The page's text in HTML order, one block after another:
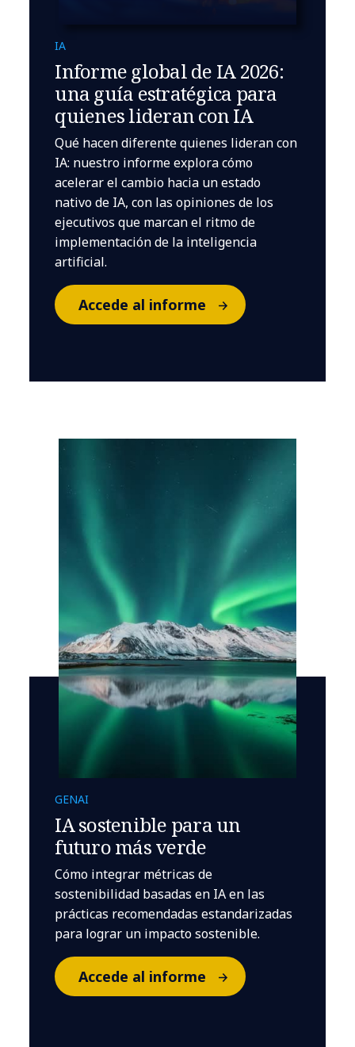
IA
Informe global de IA 2026:
una guía estratégica para
quienes lideran con IA
Qué hacen diferente quienes lideran con
IA: nuestro informe explora cómo
acelerar el cambio hacia un estado
nativo de IA, con las opiniones de los
ejecutivos que marcan el ritmo de
implementación de la inteligencia
artificial.
Accede al informe
GENAI
IA sostenible para un
futuro más verde
Cómo integrar métricas de
sostenibilidad basadas en IA en las
prácticas recomendadas estandarizadas
para lograr un impacto sostenible.
Accede al informe